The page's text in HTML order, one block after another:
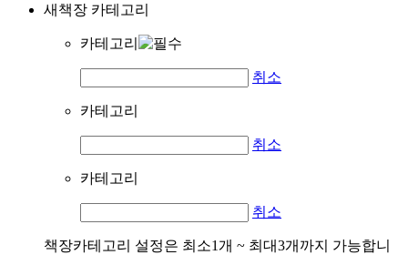
새책장 카테고리
카테고리
취소
카테고리
취소
카테고리
취소
책장카테고리 설정은 최소1개 ~ 최대3개까지 가능합니